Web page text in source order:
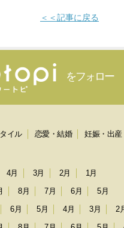
＜＜記事に戻る
をフォロー
イル 恋愛・結婚 妊娠・出産
4月 3月 2月
1月
8月 7月 6月
5月
6月 5月 4月 3月 2